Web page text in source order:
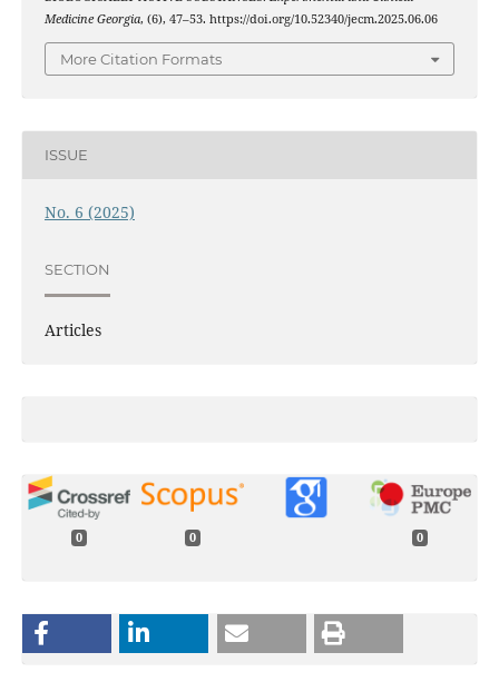
Medicine Georgia, (6), 47–53. https://doi.org/10.52340/jecm.2025.06.06
More Citation Formats
ISSUE
No. 6 (2025)
SECTION
Articles
0 0 0